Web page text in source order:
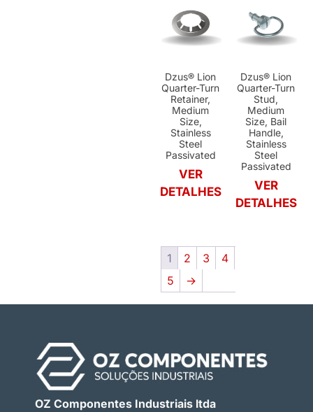
Dzus® Lion
Quarter-Turn
Retainer,
Medium
Size,
Stainless
Steel
Passivated
VER
DETALHES
Dzus® Lion
Quarter-Turn
Stud,
Medium
Size, Bail
Handle,
Stainless
Steel
Passivated
VER
DETALHES
1 2 3
4
5
→
OZ Componentes Industriais ltda